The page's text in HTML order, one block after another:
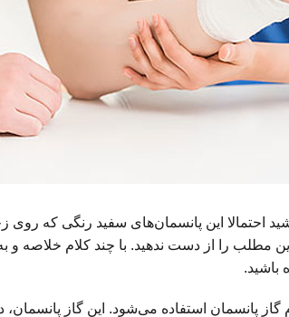
احتمالا این پانسمان‌های سفید رنگی که
مطلب را از دست ندهید. با چند کلام خلاصه و
باشید.
پانسمان استفاده می‌شود. این گاز پانسمان،